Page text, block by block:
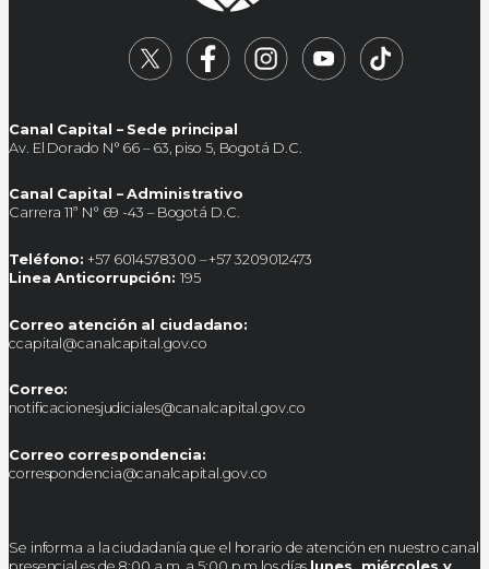
Canal Capital – Sede principal
Av. El Dorado N° 66 – 63, piso 5, Bogotá D.C.
Canal Capital – Administrativo
Carrera 11ª N° 69 -43 – Bogotá D.C.
Teléfono: +57 6014578300 – +57 3209012473
Linea Anticorrupción: 195
Correo atención al ciudadano:
ccapital@canalcapital.gov.co
Correo:
notificacionesjudiciales@canalcapital.gov.co
Correo correspondencia:
correspondencia@canalcapital.gov.co
Se informa a la ciudadanía que el horario de atención en nuestro canal